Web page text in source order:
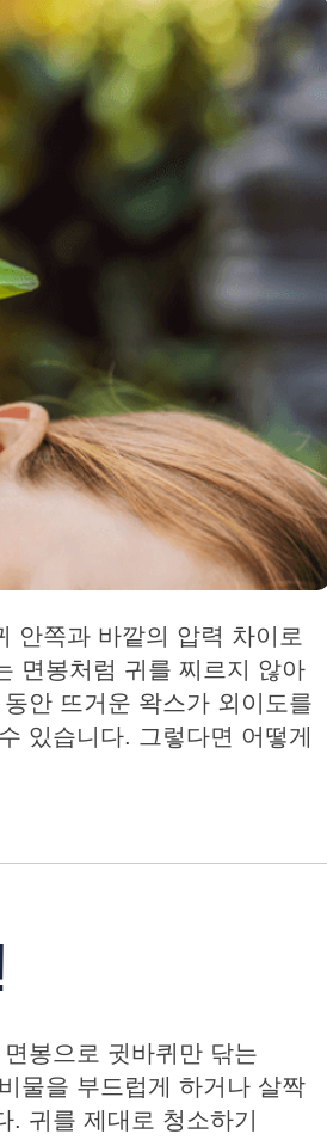
안쪽과 바깥의 압력 차이로
면봉처럼 귀를 찌르지 않아
안 뜨거운 왁스가 외이도를
있습니다. 그렇다면 어떻게
봉으로 귓바퀴만 닦는
물을 부드럽게 하거나 살짝
귀를 제대로 청소하기